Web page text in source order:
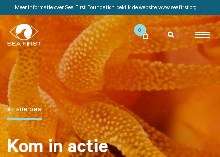
Meer informatie over Sea First Foundation bekijk de website www.seafirst.org

STEUN ONS
Kom in actie